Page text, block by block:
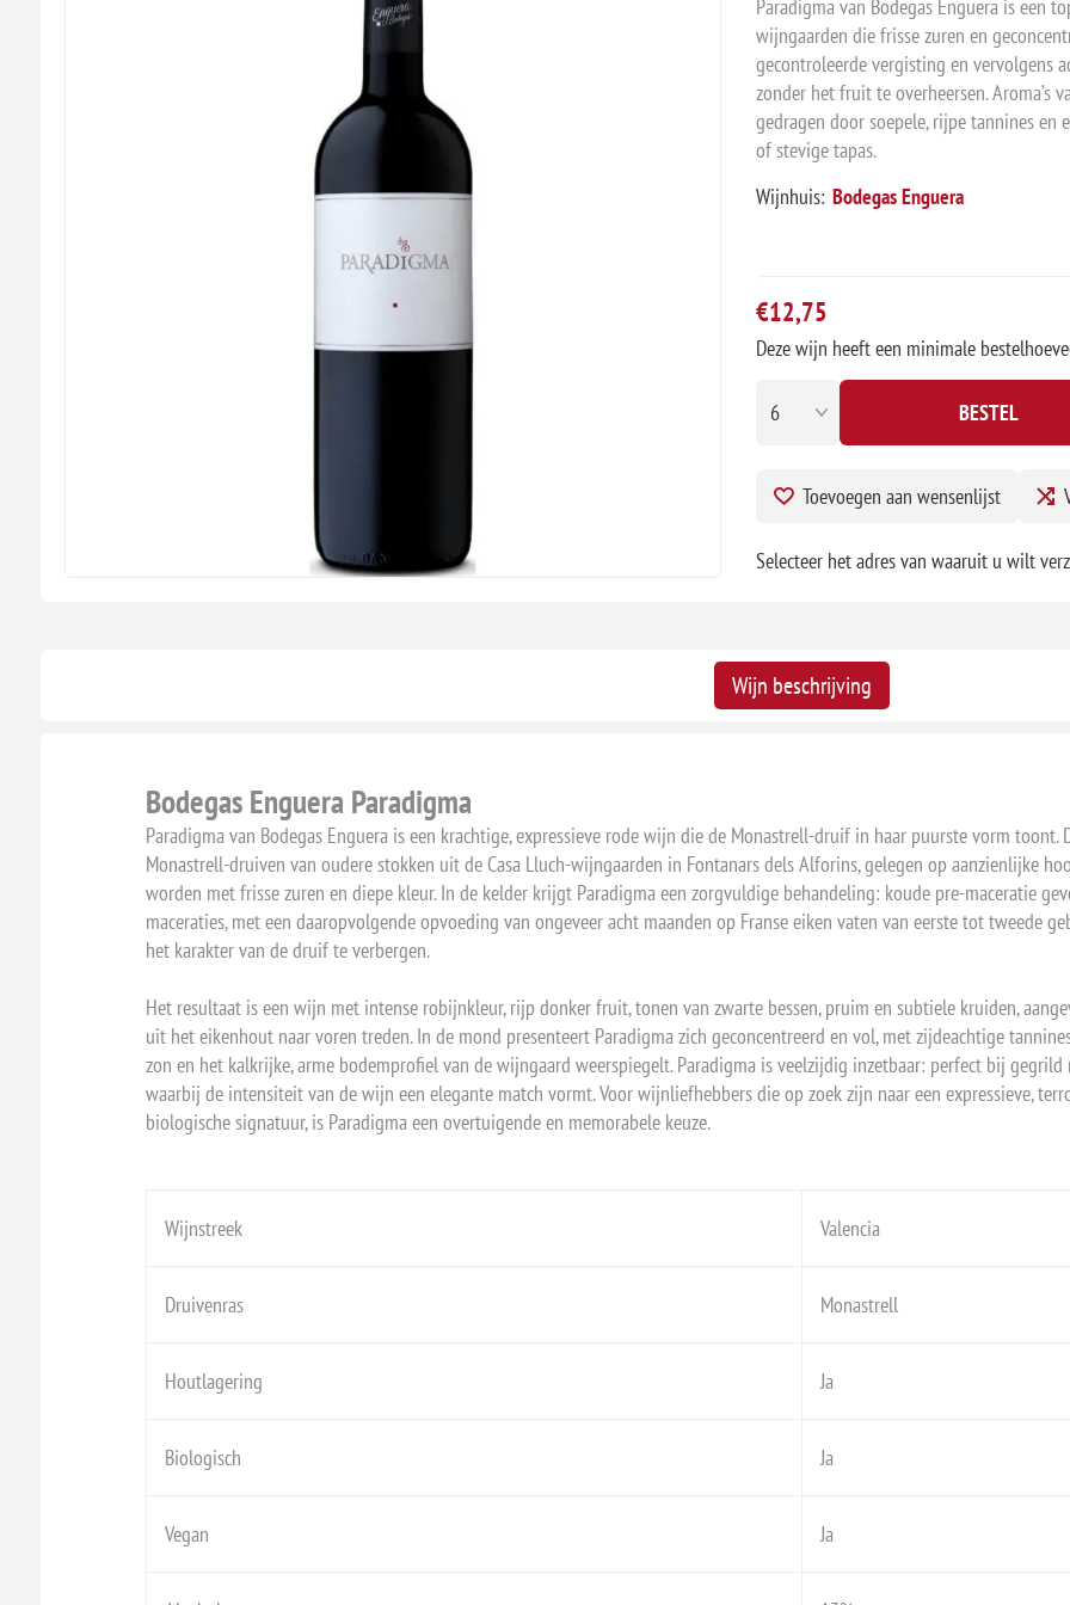
Paradigma van Bodegas Enguera is een
wijngaarden die frisse zuren en
gecontroleerde vergisting en vervolgens
zonder het fruit te overheersen. Aroma’s
gedragen door soepele, rijpe tannines en
of stevige tapas.
Wijnhuis: Bodegas Enguera
€12,75
Deze wijn heeft een minimale
BESTEL
Toevoegen aan wensenlijst
Selecteer het adres van waaruit u wilt
Wijn beschrijving
Bodegas Enguera Paradigma
Paradigma van Bodegas Enguera is een krachtige, expressieve rode wijn die de Monastrell-druif in haar puurste vorm toont.
Monastrell-druiven van oudere stokken uit de Casa Lluch-wijngaarden in Fontanars dels Alforins, gelegen op aanzienlijke
worden met frisse zuren en diepe kleur. In de kelder krijgt Paradigma een zorgvuldige behandeling: koude pre-maceratie
maceraties, met een daaropvolgende opvoeding van ongeveer acht maanden op Franse eiken vaten van eerste tot tweede
het karakter van de druif te verbergen.
Het resultaat is een wijn met intense robijnkleur, rijp donker fruit, tonen van zwarte bessen, pruim en subtiele kruiden,
uit het eikenhout naar voren treden. In de mond presenteert Paradigma zich geconcentreerd en vol, met zijdeachtige
zon en het kalkrijke, arme bodemprofiel van de wijngaard weerspiegelt. Paradigma is veelzijdig inzetbaar: perfect bij
waarbij de intensiteit van de wijn een elegante match vormt. Voor wijnliefhebbers die op zoek zijn naar een expressieve,
biologische signatuur, is Paradigma een overtuigende en memorabele keuze.
Wijnstreek Valencia
Druivenras Monastrell
Houtlagering Ja
Biologisch Ja
Vegan Ja